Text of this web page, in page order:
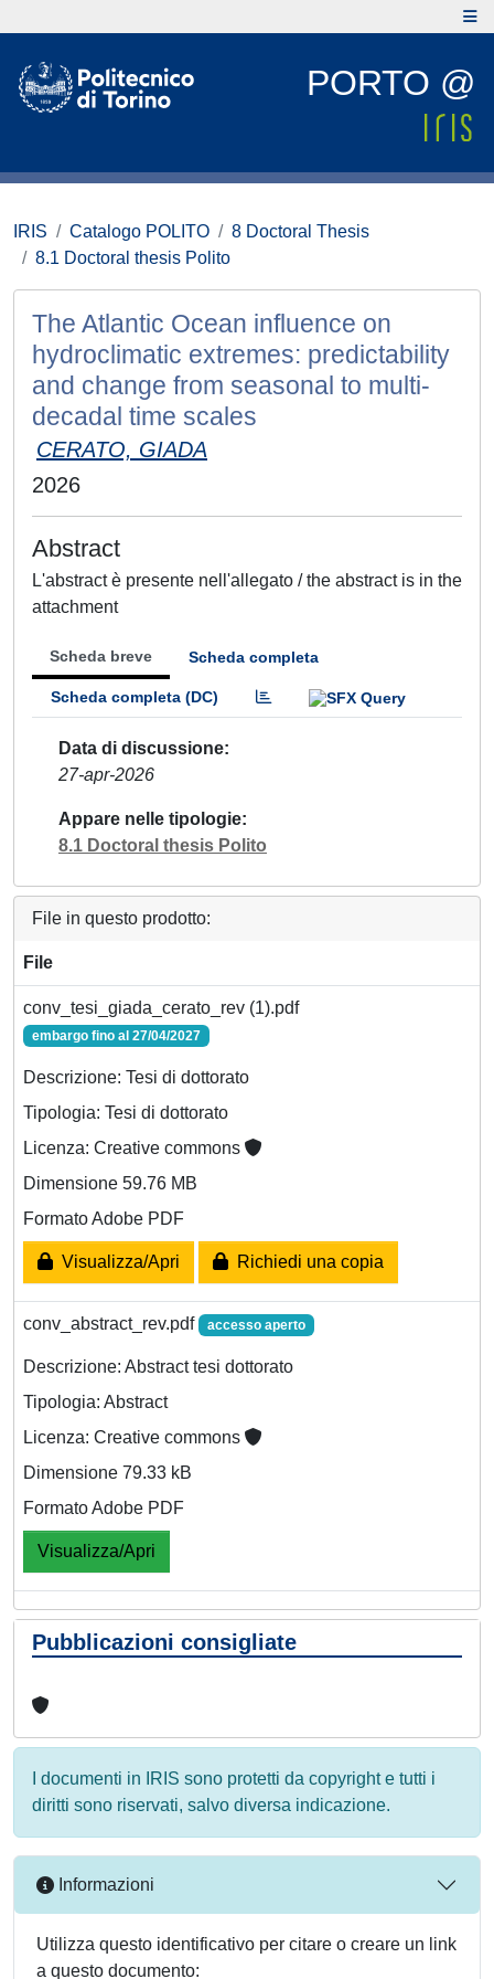
PORTO @
IRIS Catalogo POLITO
8 Doctoral Thesis
8.1 Doctoral thesis Polito
The Atlantic Ocean influence on
hydroclimatic extremes: predictability
and change from seasonal to multi-
decadal time scales
CERATO, GIADA
2026
Abstract
L'abstract è presente nell'allegato / the abstract is in the
attachment
Scheda breve Scheda completa
Scheda completa (DC)
Data di discussione
27-apr-2026
Appare nelle tipologie
8.1 Doctoral thesis Polito
File in questo prodotto:
File
conv_tesi_giada_cerato_rev (1).pdf
embargo fino al 27/04/2027
Descrizione: Tesi di dottorato
Tipologia: Tesi di dottorato
Licenza: Creative commons
Dimensione 59.76 MB
Formato Adobe PDF
Visualizza/Apri Richiedi una copia
conv_abstract_rev.pdf accesso aperto
Descrizione: Abstract tesi dottorato
Tipologia: Abstract
Licenza: Creative commons
Dimensione 79.33 kB
Formato Adobe PDF
Visualizza/Apri
Pubblicazioni consigliate
I documenti in IRIS sono protetti da copyright e tutti i
diritti sono riservati, salvo diversa indicazione.
Informazioni
Utilizza questo identificativo per citare o creare un link
a questo documento: